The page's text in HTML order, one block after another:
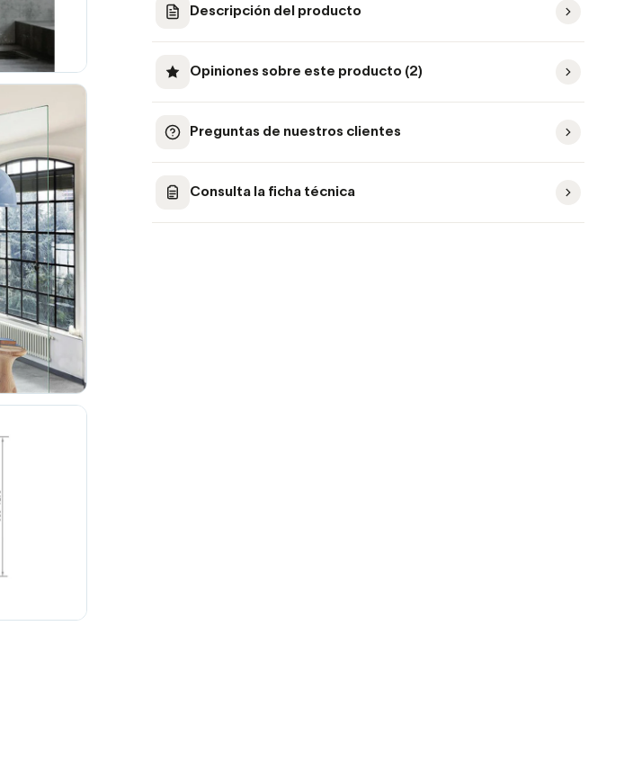
Descripción del producto
Opiniones sobre este producto (2)
Preguntas de nuestros clientes
Consulta la ficha técnica